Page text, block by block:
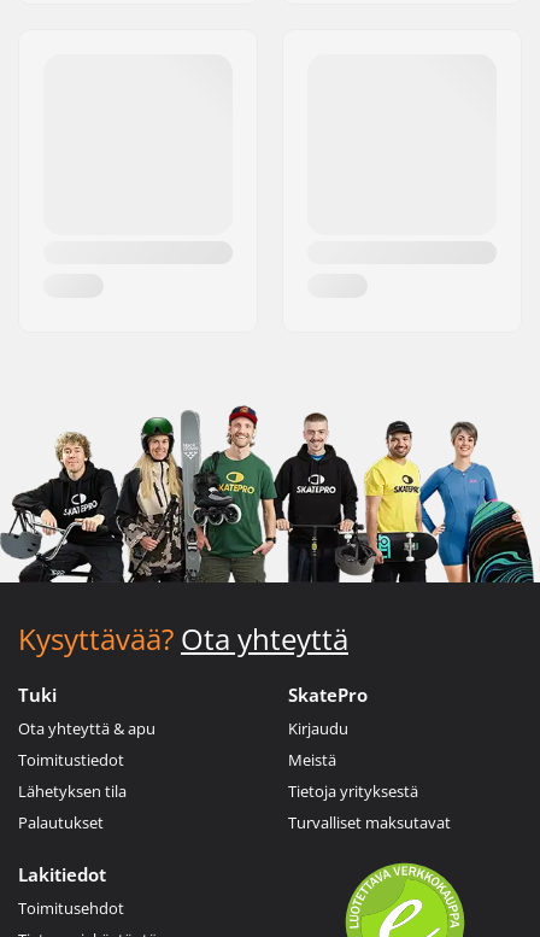
Kysyttävää? Ota yhteyttä
Tuki
Ota yhteyttä & apu
Toimitustiedot
Lähetyksen tila
Palautukset
SkatePro
Kirjaudu
Meistä
Tietoja yrityksestä
Turvalliset maksutavat
Lakitiedot
Toimitusehdot